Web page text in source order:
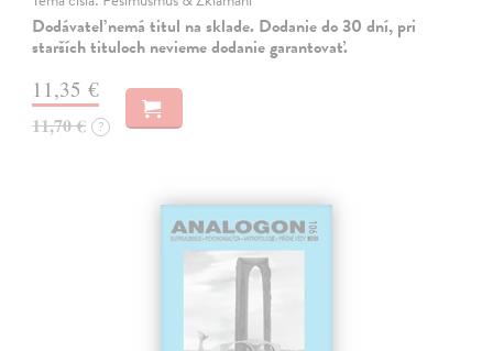
Dodávateľ nemá titul na sklade. Dodanie do 30 dní, pri
starších tituloch nevieme dodanie garantovať.
11,35 €
11,70 € ?